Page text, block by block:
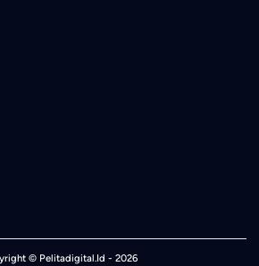
© Pelitadigital.Id - 2026